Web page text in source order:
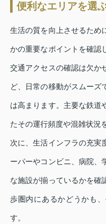
便利なエリアを選
生活の質を向上させるため
かの重要なポイントを確認
交通アクセスの確認は欠か
ど、日常の移動がスムーズ
は高まります。主要な鉄道
たその運行頻度や混雑状況
次に、生活インフラの充実
ーパーやコンビニ、病院、
な施設が揃っているかを確
歩圏内にあるかどうかも
す。